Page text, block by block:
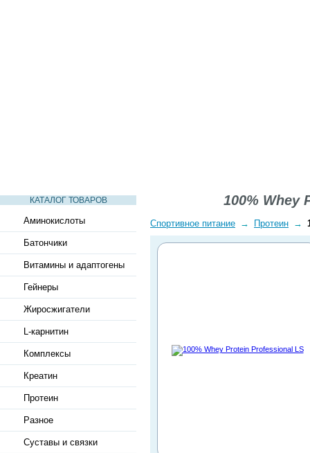
КАТАЛОГ ТОВАРОВ
Аминокислоты
Батончики
Витамины и адаптогены
Гейнеры
Жиросжигатели
L-карнитин
Комплексы
Креатин
Протеин
Разное
Суставы и связки
100% Whey
Спортивное питание → Протеин →